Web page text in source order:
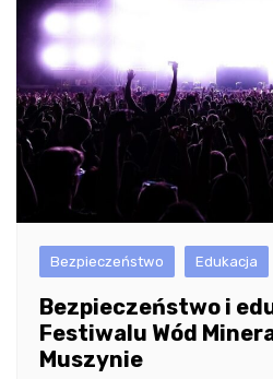
Bezpieczeństwo Edukacja
Bezpieczeństwo i
Festiwalu Wód
Muszynie